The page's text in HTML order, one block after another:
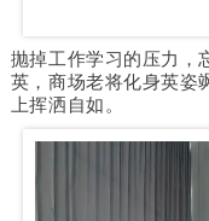
抛掉工作学习的压力，
英，商场老将化身英姿
上挥洒自如。